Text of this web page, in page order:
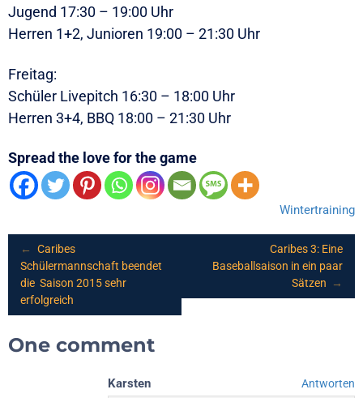
Jugend 17:30 – 19:00 Uhr
Herren 1+2, Junioren 19:00 – 21:30 Uhr
Freitag:
Schüler Livepitch 16:30 – 18:00 Uhr
Herren 3+4, BBQ 18:00 – 21:30 Uhr
Spread the love for the game
Wintertraining
Post
navigation
←
Caribes
Schülermannschaft beendet
die Saison 2015 sehr
erfolgreich
Caribes 3: Eine
Baseballsaison in ein paar
Sätzen
→
One comment
Karsten Antworten